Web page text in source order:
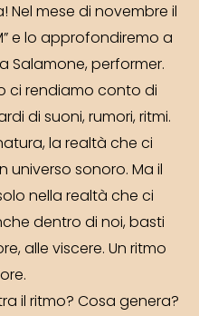
mese di novembre il
e lo approfondiremo a
Salamone, performer.
ci rendiamo conto di
di suoni, rumori, ritmi.
la realtà che ci
universo sonoro. Ma il
nella realtà che ci
dentro di noi, basti
alle viscere. Un ritmo
il ritmo? Cosa genera?